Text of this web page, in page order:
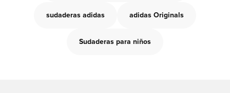
sudaderas adidas adidas Originals
Sudaderas para niños